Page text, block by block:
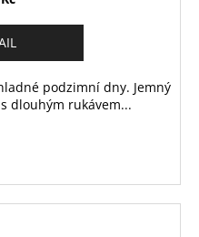
podzimní dny. Jemný
dlouhým rukávem...